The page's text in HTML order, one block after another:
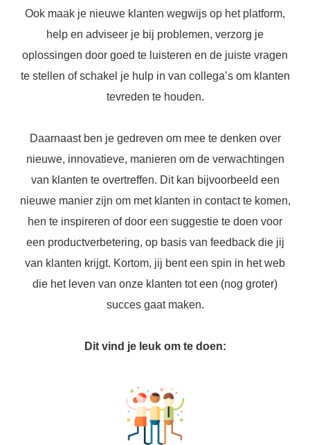
Ook maak je nieuwe klanten wegwijs op het platform,
help en adviseer je bij problemen, verzorg je
oplossingen door goed te luisteren en de juiste vragen
te stellen of schakel je hulp in van collega’s om klanten
tevreden te houden.
Daarnaast ben je gedreven om mee te denken over
nieuwe, innovatieve, manieren om de verwachtingen
van klanten te overtreffen. Dit kan bijvoorbeeld een
nieuwe manier zijn om met klanten in contact te komen,
hen te inspireren of door een suggestie te doen voor
een productverbetering, op basis van feedback die jij
van klanten krijgt. Kortom, jij bent een spin in het web
die het leven van onze klanten tot een (nog groter)
succes gaat maken.
Dit vind je leuk om te doen: